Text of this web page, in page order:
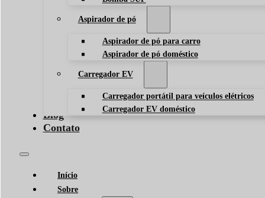
Aspirador de pó
Aspirador de pó para carro
Aspirador de pó doméstico
Carregador EV
Carregador portátil para veículos elétricos
Carregador EV doméstico
Blog
Contato
Início
Sobre